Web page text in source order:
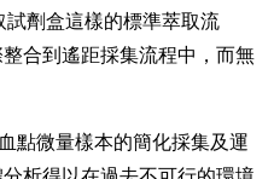
劑盒這樣的標準萃取流
合到遙距採集流程中，而無
點微量樣本的簡化採集及運